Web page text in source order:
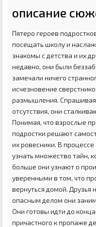
описание
Пятеро героев
посещать школу и
знакомы с детства и их
недавно, они были
замечали ничего
исчезновение
размышления.
отсутствия, они
Понимая, что взрослые
подростки решают
их ровесники. В
узнать множество тайн,
больше они узнают о
уверенными в том, что
вернуться домой. Друзья
опасным делом они
Они готовы идти до
причастного к пропаже